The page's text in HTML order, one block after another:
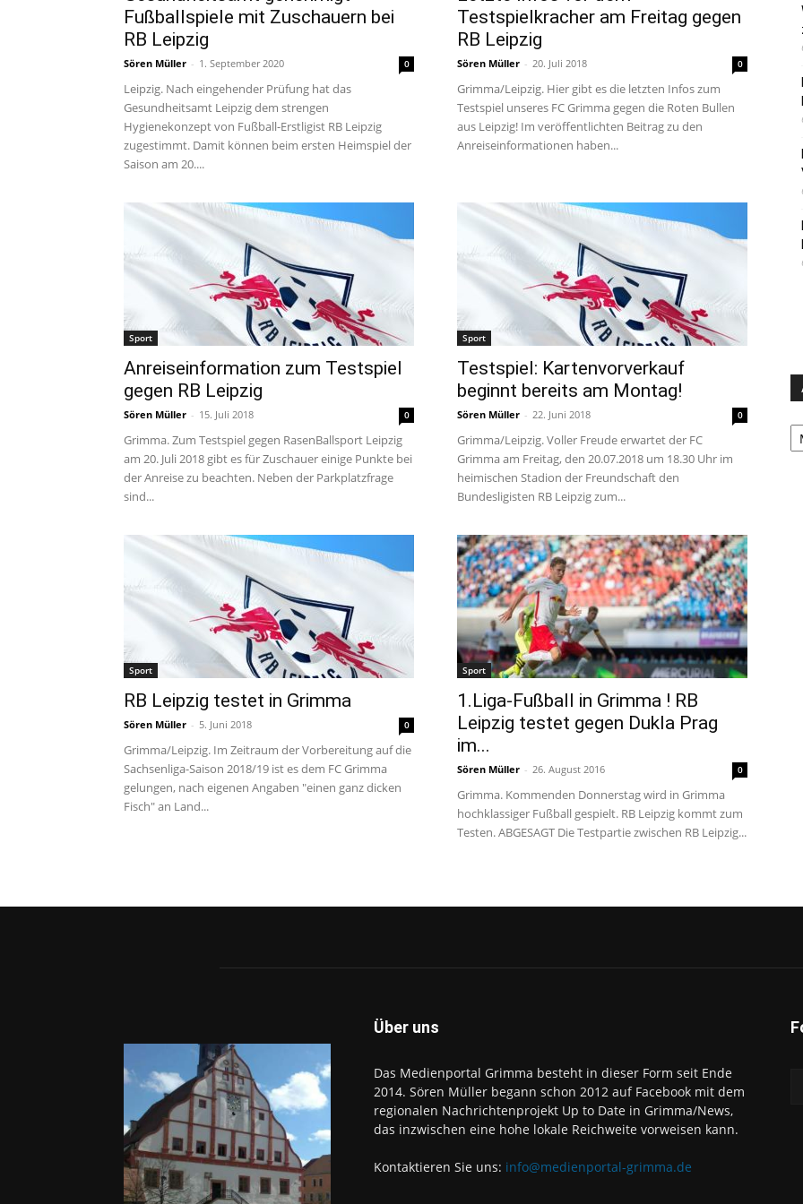
Fußballspiele mit Zuschauern bei
RB Leipzig
Sören Müller - 1. September 2020 0
Leipzig. Nach eingehender Prüfung hat das
Gesundheitsamt Leipzig dem strengen
Hygienekonzept von Fußball-Erstligist RB Leipzig
zugestimmt. Damit können beim ersten Heimspiel der
Saison am 20....
Testspielkracher am Freitag gegen
RB Leipzig
Sören Müller - 20. Juli 2018 0
Grimma/Leipzig. Hier gibt es die letzten Infos zum
Testspiel unseres FC Grimma gegen die Roten Bullen
aus Leipzig! Im veröffentlichten Beitrag zu den
Anreiseinformationen haben...
Sport
Anreiseinformation zum Testspiel
gegen RB Leipzig
Sören Müller - 15. Juli 2018 0
Grimma. Zum Testspiel gegen RasenBallsport Leipzig
am 20. Juli 2018 gibt es für Zuschauer einige Punkte bei
der Anreise zu beachten. Neben der Parkplatzfrage
sind...
Sport
Testspiel: Kartenvorverkauf
beginnt bereits am Montag!
Sören Müller - 22. Juni 2018 0
Grimma/Leipzig. Voller Freude erwartet der FC
Grimma am Freitag, den 20.07.2018 um 18.30 Uhr im
heimischen Stadion der Freundschaft den
Bundesligisten RB Leipzig zum...
Sport
RB Leipzig testet in Grimma
Sören Müller - 5. Juni 2018 0
Grimma/Leipzig. Im Zeitraum der Vorbereitung auf die
Sachsenliga-Saison 2018/19 ist es dem FC Grimma
gelungen, nach eigenen Angaben "einen ganz dicken
Fisch" an Land...
Sport
1.Liga-Fußball in Grimma ! RB
Leipzig testet gegen Dukla Prag
im...
Sören Müller - 26. August 2016 0
Grimma. Kommenden Donnerstag wird in Grimma
hochklassiger Fußball gespielt. RB Leipzig kommt zum
Testen. ABGESAGT Die Testpartie zwischen RB Leipzig...
Über uns
Das Medienportal Grimma besteht in dieser Form seit Ende
2014. Sören Müller begann schon 2012 auf Facebook mit dem
regionalen Nachrichtenprojekt Up to Date in Grimma/News,
das inzwischen eine hohe lokale Reichweite vorweisen kann.
Kontaktieren Sie uns: info@medienportal-grimma.de